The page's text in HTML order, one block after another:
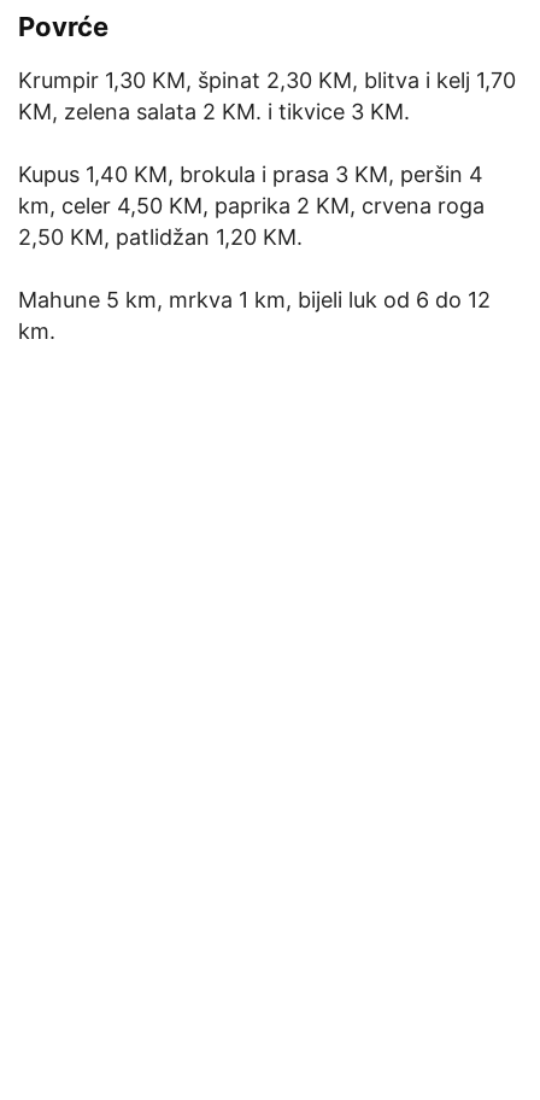
Povrće
Krumpir 1,30 KM, špinat 2,30 KM, blitva i kelj 1,70
KM, zelena salata 2 KM. i tikvice 3 KM.
Kupus 1,40 KM, brokula i prasa 3 KM, peršin 4
km, celer 4,50 KM, paprika 2 KM, crvena roga
2,50 KM, patlidžan 1,20 KM.
Mahune 5 km, mrkva 1 km, bijeli luk od 6 do 12
km.